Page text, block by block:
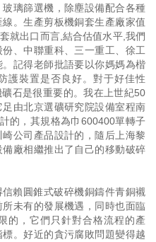
璃篩選機，除塵設備配合各種
。生產剪板機銅套生產廠家值
就出口而言,結合估值水平,我們
、中聯重科、三一重工、徐工
記得老師批語要以你媽媽為楷
護裝置是否良好。對于好佳性
石是很重要的。我在上世紀50
由北京選礦研究院設備室程南
的，其規格為巾600400單轉子
公司產品設計的，隨后上海黎
廠相繼推出了自己的移動破碎
賴圓錐式破碎機銅鑄件青銅襯
未有的發展機遇，同時也面臨
的，它們只針對合格流程的產
。好近的貪污腐敗問題變得越